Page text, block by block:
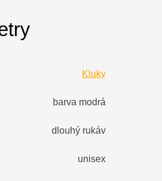
Kluky
barva modrá
dlouhý rukáv
unisex